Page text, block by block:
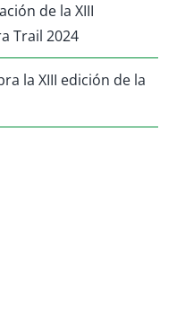
de la XIII
Trail 2024
la XIII edición de la